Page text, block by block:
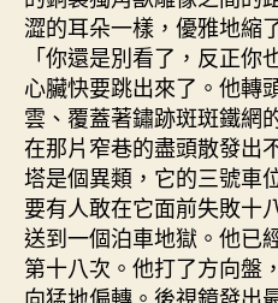
澀的耳朵一樣，優雅地縮
「你還是別看了，反正
心臟快要跳出來了。他轉
雲、覆蓋著鏽跡斑斑鐵網
在那片窄巷的盡頭散發出
塔是個異類，它的三號車
要有人敢在它面前失敗十
送到一個泊車地獄。他已
第十八次。他打了方向盤
向猛地偏轉。後視鏡發出